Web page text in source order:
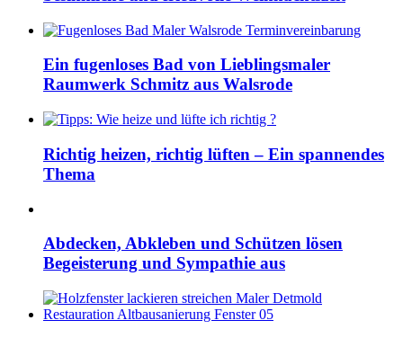
Ein fugenloses Bad von Lieblingsmaler
Raumwerk Schmitz aus Walsrode
Richtig heizen, richtig lüften – Ein spannendes
Thema
Abdecken, Abkleben und Schützen lösen
Begeisterung und Sympathie aus